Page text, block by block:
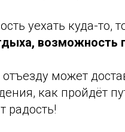
уехать куда-то,
возможность
может
как пройдёт
радость!